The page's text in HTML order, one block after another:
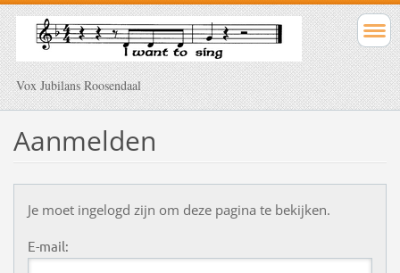
Vox Jubilans Roosendaal
Aanmelden
Je moet ingelogd zijn om deze pagina te bekijken.
E-mail: